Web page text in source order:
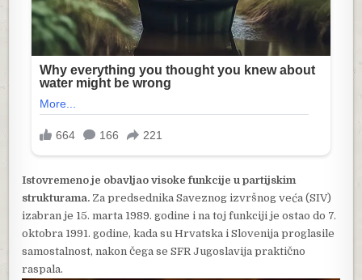
Istovremeno je obavljao visoke funkcije u partijskim
strukturama. Za predsednika Saveznog izvršnog veća (SIV)
izabran je 15. marta 1989. godine i na toj funkciji je ostao do 7.
oktobra 1991. godine, kada su Hrvatska i Slovenija proglasile
samostalnost, nakon čega se SFR Jugoslavija praktično
raspala.